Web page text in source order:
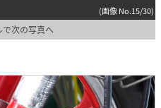
(画像 No.15/30)
次の写真へ